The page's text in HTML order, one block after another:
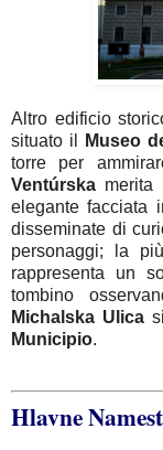
Altro edificio
situato il
Museo
torre per
Ventúrska merita
elegante facciata
disseminate di
personaggi; la
rappresenta un
tombino
Michalska Ulica
Municipio.
Hlavne